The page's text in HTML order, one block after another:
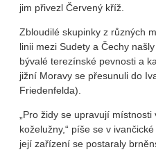
jim přivezl Červený kříž.
Zbloudilé skupinky z různých
linii mezi Sudety a Čechy
bývalé terezínské pevnosti a
jižní Moravy se přesunuli do
Friedenfelda).
„Pro židy se upravují
koželužny,“ píše se v
její zařízení se postaraly